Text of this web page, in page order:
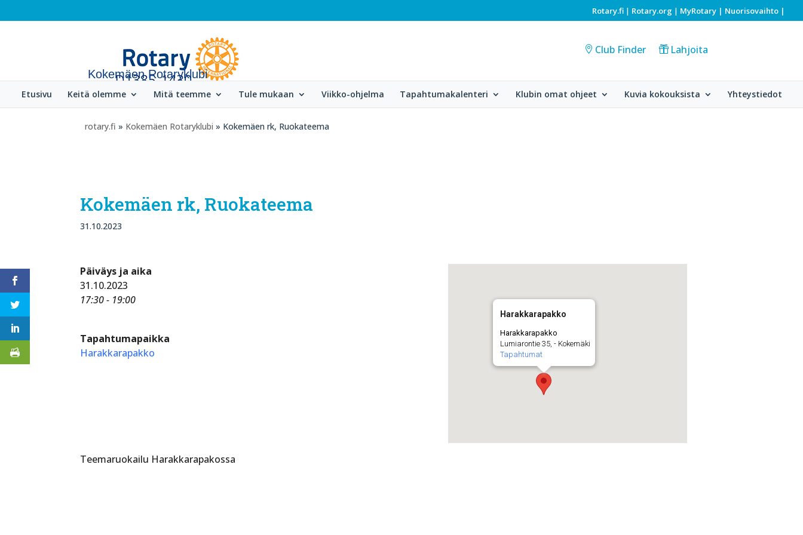
Rotary.fi | Rotary.org | MyRotary | Nuorisovaihto |
Kokemäen Rotaryklubi
Club Finder Lahjoita
Etusivu Keitä olemme Mitä teemme Tule mukaan Viikko-ohjelma Tapahtumakalenteri Klubin omat ohjeet Kuvia kokouksista Yhteystiedot
rotary.fi » Kokemäen Rotaryklubi » Kokemäen rk, Ruokateema
Kokemäen rk, Ruokateema
31.10.2023
Harakkarapakko
Harakkarapakko
Lumiarontie 35, - Kokemäki
Tapahtumat
Päiväys ja aika
31.10.2023
17:30 - 19:00
Tapahtumapaikka
Harakkarapakko
Teemaruokailu Harakkarapakossa